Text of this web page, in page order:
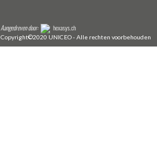
Aangedreven door: hexasys.ch
Copyright©2020 UNICEO - Alle rechten voorbehouden